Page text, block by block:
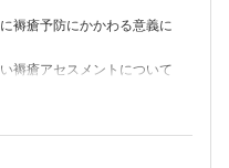
学術集会（大木孝裕 西田大
とつひとつやさしく学ぶ本』
褥瘡予防にかかわる意義に
褥瘡アセスメントについて
いて（笠舞和宏）